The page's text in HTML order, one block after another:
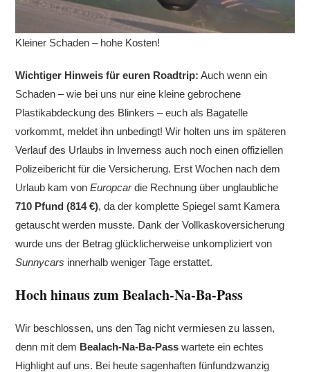
Kleiner Schaden – hohe Kosten!
Wichtiger Hinweis für euren Roadtrip: Auch wenn ein
Schaden – wie bei uns nur eine kleine gebrochene
Plastikabdeckung des Blinkers – euch als Bagatelle
vorkommt, meldet ihn unbedingt! Wir holten uns im späteren
Verlauf des Urlaubs in Inverness auch noch einen offiziellen
Polizeibericht für die Versicherung. Erst Wochen nach dem
Urlaub kam vonEuropcardie Rechnung über unglaubliche
710 Pfund (814 €), da der komplette Spiegel samt Kamera
getauscht werden musste. Dank der Vollkaskoversicherung
wurde uns der Betrag glücklicherweise unkompliziert von
Sunnycars innerhalb weniger Tage erstattet.
Hoch hinaus zum Bealach-Na-Ba-Pass
Wir beschlossen, uns den Tag nicht vermiesen zu lassen,
denn mit dem Bealach-Na-Ba-Pass wartete ein echtes
Highlight auf uns. Bei heute sagenhaften fünfundzwanzig